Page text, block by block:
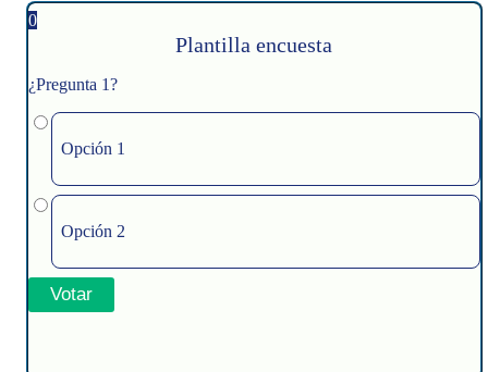
0
Plantilla encuesta
¿Pregunta 1?
Opción 1
Opción 2